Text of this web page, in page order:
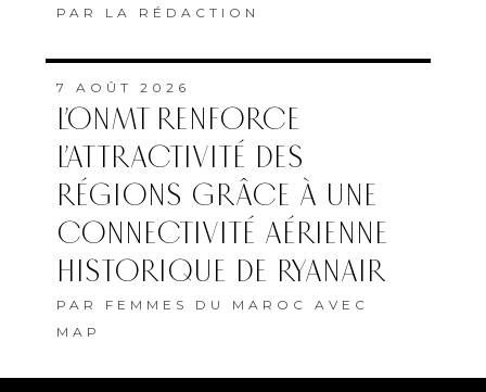
PAR LA RÉDACTION
7 AOÛT 2026
L’ONMT RENFORCE
L’ATTRACTIVITÉ DES
RÉGIONS GRÂCE À UNE
CONNECTIVITÉ AÉRIENNE
HISTORIQUE DE RYANAIR
PAR FEMMES DU MAROC AVEC
MAP